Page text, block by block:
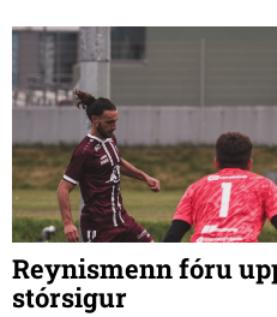
Reynismenn fóru
stórsigur